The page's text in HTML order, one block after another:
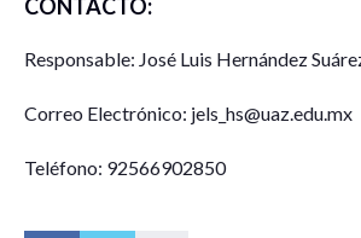
CONTACTO:
Responsable: José Luis Hernández
Correo Electrónico: jels_hs@uaz.edu.mx
Teléfono: 92566902850